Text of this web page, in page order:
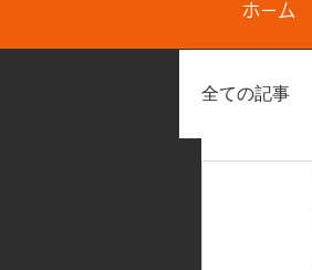
ホーム
全ての記事